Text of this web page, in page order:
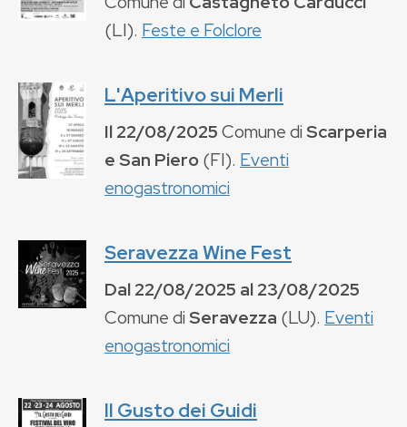
(LI). Feste e Folclore
L'Aperitivo sui Merli
Il22/08/2025Comune diScarperia
e San Piero(FI). Eventi
enogastronomici
Seravezza Wine Fest
Dal22/08/2025 al23/08/2025
Comune diSeravezza (LU). Eventi
enogastronomici
Il Gusto dei Guidi